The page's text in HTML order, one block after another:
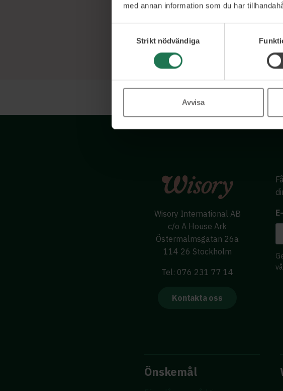
med annan information som du har
Strikt nödvändiga
Avvisa
Wisory International AB
c/o A House Ark
Östermalmsgatan 26a
114 26 Stockholm
Tel: 076 231 77 14
Kontakta oss
Önskemål